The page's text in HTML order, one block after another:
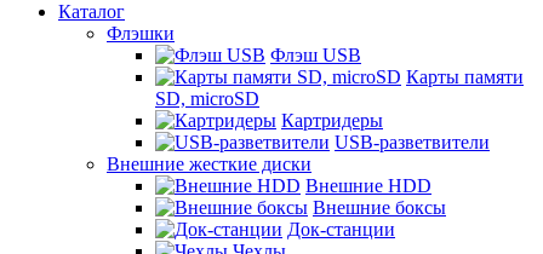
Каталог
Флэшки
Флэш USB
Карты памяти
SD, microSD
Картридеры
USB-разветвители
Внешние жесткие диски
Внешние HDD
Внешние боксы
Док-станции